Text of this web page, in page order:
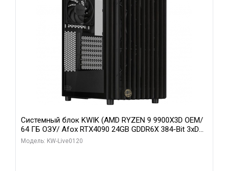
Системный блок KWIK (AMD RYZEN 9 9900X3D OEM/
64 ГБ ОЗУ/ Afox RTX4090 24GB GDDR6X 384-Bit 3xDP
HDMI ATX Turbo/ 1 ТБ SSD)
Модель: KW-Live0120